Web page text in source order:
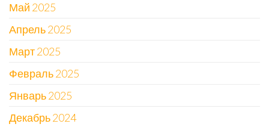
Май 2025
Апрель 2025
Март 2025
Февраль 2025
Январь 2025
Декабрь 2024